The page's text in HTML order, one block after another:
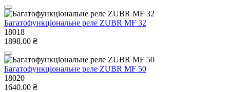
Багатофункціональне реле ZUBR MF 32
18018
1898.00 ₴
Багатофункціональне реле ZUBR MF 50
18020
1640.00 ₴